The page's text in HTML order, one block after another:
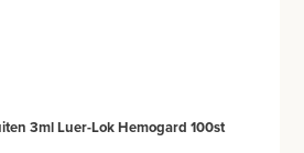
3ml Luer-Lok Hemogard 100st